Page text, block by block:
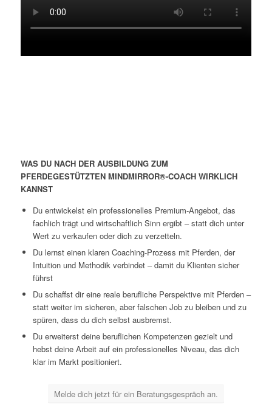
WAS DU NACH DER AUSBILDUNG ZUM
PFERDEGESTÜTZTEN MINDMIRROR®-COACH WIRKLICH
KANNST
Du entwickelst ein professionelles Premium-Angebot, das
fachlich trägt und wirtschaftlich Sinn ergibt – statt dich unter
Wert zu verkaufen oder dich zu verzetteln.
Du lernst einen klaren Coaching-Prozess mit Pferden, der
Intuitionund Methodikverbindet – damit du Klienten sicher
führst
Du schaffst dir eine reale berufliche Perspektive mit Pferden–
statt weiter im sicheren, aber falschen Job zu bleiben und zu
spüren, dass du dich selbst ausbremst.
Du erweiterst deine beruflichen Kompetenzengezielt und
hebst deine Arbeit auf ein professionelles Niveau, das dich
klar im Markt positioniert.
Melde dich jetzt für ein Beratungsgespräch an.